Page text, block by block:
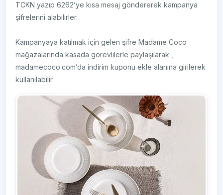
TCKN yazıp 6262’ye kısa mesaj göndererek kampanya
şifrelerini alabilirler.
Kampanyaya katılmak için gelen şifre Madame Coco
mağazalarında kasada görevlilerle paylaşılarak ,
madamecoco.com’da indirim kuponu ekle alanına girilerek
kullanılabilir.